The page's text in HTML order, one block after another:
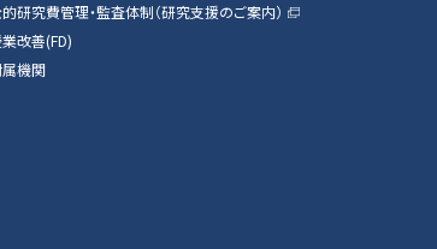
研究費管理・監査体制（研究支援のご案内）
改善(FD)
属機関